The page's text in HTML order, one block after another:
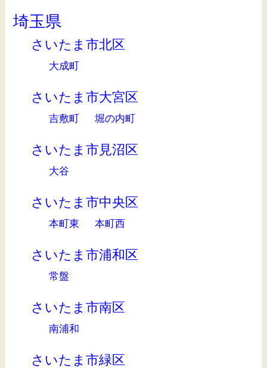
埼玉県
さいたま市北区
大成町
さいたま市大宮区
吉敷町 堀の内町
さいたま市見沼区
大谷
さいたま市中央区
本町東 本町西
さいたま市浦和区
常盤
さいたま市南区
南浦和
さいたま市緑区